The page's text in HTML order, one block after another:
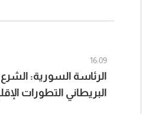
16:09
الرئاسة السورية:
البريطاني التطورات